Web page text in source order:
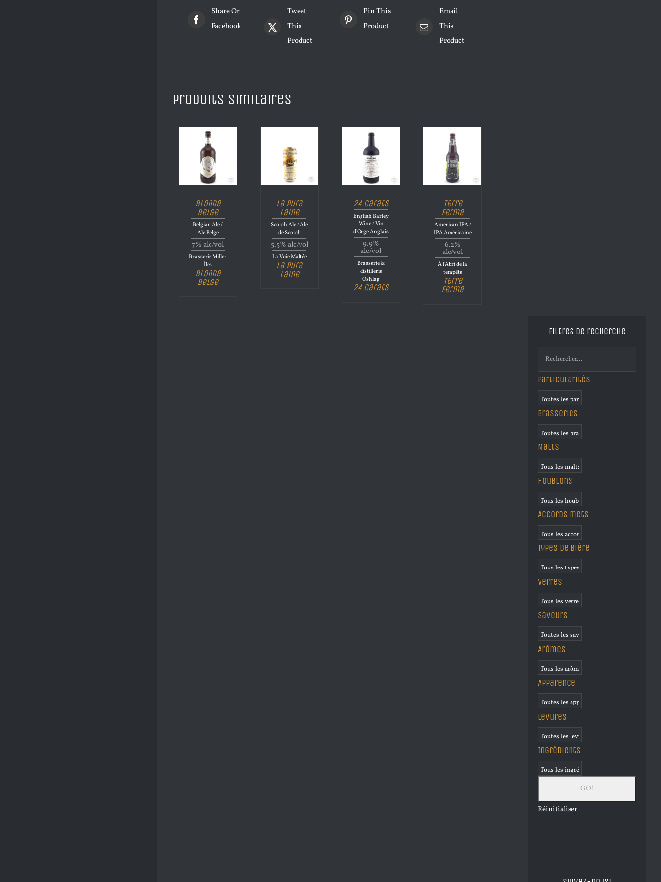
Share On
Facebook
Tweet
This
Product
Pin This
Product
Email
This
Product
Produits similaires
Blonde
Belge
Belgian Ale /
Ale Belge
7% alc/vol
Brasserie Mille-
Îles
Blonde
Belge
La Pure
Laine
Scotch Ale / Ale
de Scotch
5.5% alc/vol
La Voie Maltée
La Pure
Laine
24 Carats
English Barley
Wine / Vin
d'Orge Anglais
9.9%
alc/vol
Brasserie &
distillerie
Oshlag
24 Carats
Terre
Ferme
American IPA /
IPA Américaine
6.2%
alc/vol
À l'Abri de la
tempête
Terre
Ferme
Filtres de recherche
Particularités
Brasseries
Malts
Houblons
Accords mets
Types de bière
Verres
Saveurs
Arômes
Apparence
Levures
Ingrédients
Réinitialiser